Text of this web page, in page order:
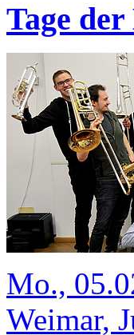
Tage
Mo.,
Weimar,